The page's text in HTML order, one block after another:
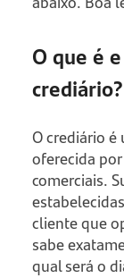
O que é
crediário?
O crediário é
oferecida
comerciais.
cliente que
sabe
qual será o